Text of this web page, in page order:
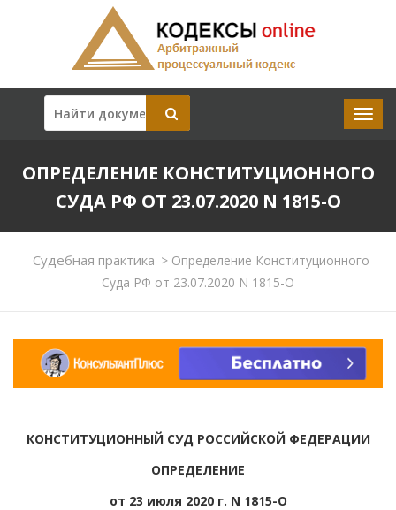
ОПРЕДЕЛЕНИЕ КОНСТИТУЦИОННОГО
СУДА РФ ОТ 23.07.2020 N 1815-О
Судебная практика > Определение Конституционного
Суда РФ от 23.07.2020 N 1815-О
КОНСТИТУЦИОННЫЙ СУД РОССИЙСКОЙ ФЕДЕРАЦИИ
ОПРЕДЕЛЕНИЕ
от 23 июля 2020 г. N 1815-О